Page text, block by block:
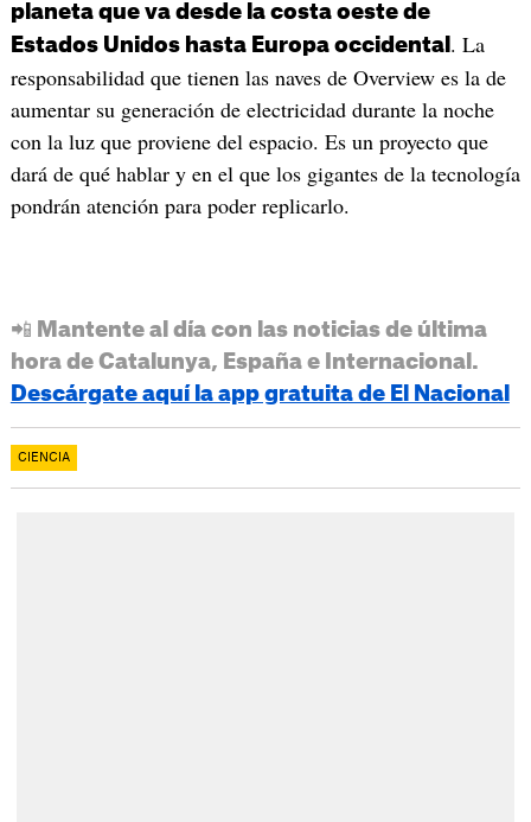
planeta que va desde la costa oeste de
Estados Unidos hasta Europa occidental . La
responsabilidad que tienen las naves de Overview es la de
aumentar su generación de electricidad durante la noche
con la luz que proviene del espacio. Es un proyecto que
dará de qué hablar y en el que los gigantes de la tecnología
pondrán atención para poder replicarlo.
📲 Mantente al día con las noticias de última
hora de Catalunya, España e Internacional.
Descárgate aquí la app gratuita de El Nacional
CIENCIA